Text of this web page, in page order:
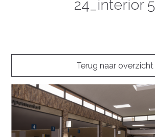
24_interior 5
Terug naar overzicht